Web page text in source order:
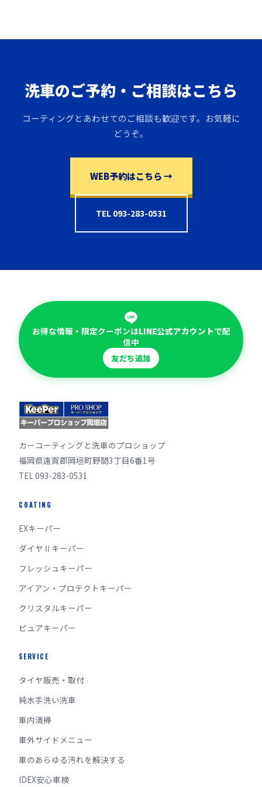
洗車のご予約・ご相談はこちら
コーティングとあわせてのご相談も歓迎です。お気軽に
どうぞ。
WEB予約はこちら →
TEL 093-283-0531
お得な情報・限定クーポンはLINE公式アカウントで配
信中
友だち追加
カーコーティングと洗車のプロショップ
福岡県遠賀郡岡垣町野間3丁目6番1号
TEL 093-283-0531
COATING
EXキーパー
ダイヤⅡキーパー
フレッシュキーパー
アイアン・プロテクトキーパー
クリスタルキーパー
ピュアキーパー
SERVICE
タイヤ販売・取付
純水手洗い洗車
車内清掃
車外サイドメニュー
車のあらゆる汚れを解決する
IDEX安心車検